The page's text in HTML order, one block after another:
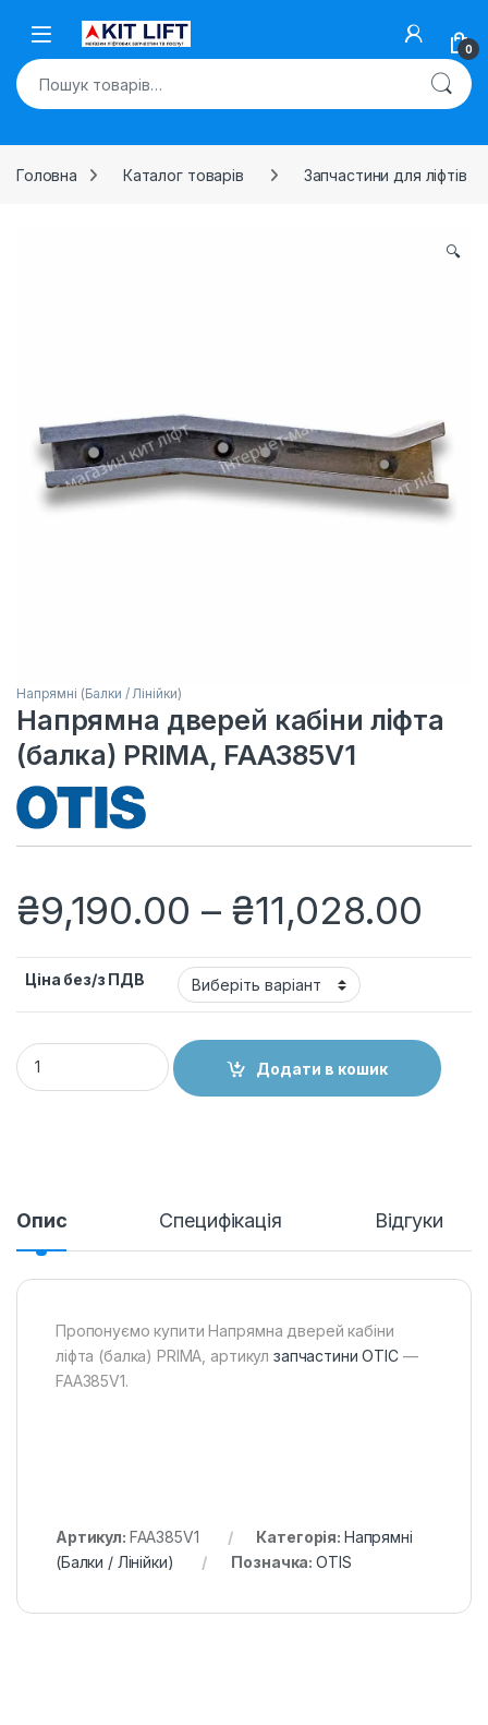
Open
0
Шукати:
Головна Каталог товарів Запчастини для ліфтів
🔍
Напрямні (Балки / Лінійки)
Напрямна дверей кабіни ліфта
(балка) PRIMA, FAA385V1
₴9,190.00 – ₴11,028.00
Ціна без/з ПДВ
Напрямна дверей кабіни ліфта (балка) PRIMA, FAA385V1
Додати в кошик
Опис Специфікація Відгуки
Пропонуємо купити Напрямна дверей кабіни
ліфта (балка) PRIMA, артикул запчастини ОТІС—
FAA385V1.
Артикул: FAA385V1 Категорія: Напрямні
(Балки / Лінійки)
Позначка: OTIS